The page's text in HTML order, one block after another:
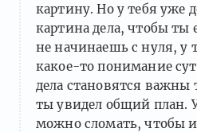
картину. Но у тебя уже
картина дела, чтобы ты
не начинаешь с нуля, у
какое-то понимание
дела становятся важны
ты увидел общий план.
можно сломать, чтобы